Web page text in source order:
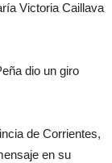
Victoria Caillava
dio un giro
de Corrientes,
en su